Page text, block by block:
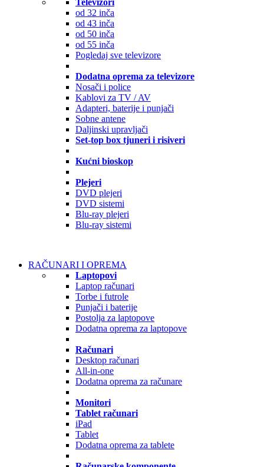
Televizori
od 32 inča
od 43 inča
od 50 inča
od 55 inča
Pogledaj sve televizore
Dodatna oprema za televizore
Nosači i police
Kablovi za TV / AV
Adapteri, baterije i punjači
Sobne antene
Daljinski upravljači
Set-top box tjuneri i risiveri
Kućni bioskop
Plejeri
DVD plejeri
DVD sistemi
Blu-ray plejeri
Blu-ray sistemi
RAČUNARI I OPREMA
Laptopovi
Laptop računari
Torbe i futrole
Punjači i baterije
Postolja za laptopove
Dodatna oprema za laptopove
Računari
Desktop računari
All-in-one
Dodatna oprema za računare
Monitori
Tablet računari
iPad
Tablet
Dodatna oprema za tablete